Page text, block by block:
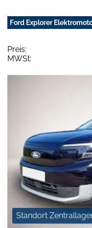
Ford Explorer
Preis:
MWSt:
Standort